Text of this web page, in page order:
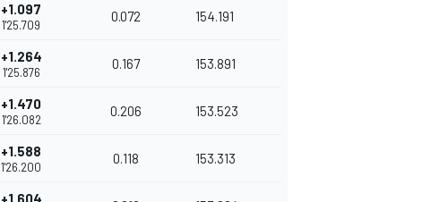
+1.097
1'25.709
0.072 154.191
+1.264
1'25.876
0.167 153.891
+1.470
1'26.082
0.206 153.523
+1.588
1'26.200
0.118 153.313
+1.604